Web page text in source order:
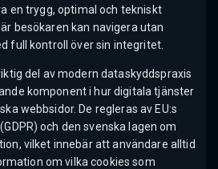
en trygg, optimal och tekniskt
besökaren kan navigera utan
full kontroll över sin integritet.
del av modern dataskyddspraxis
komponent i hur digitala tjänster
webbsidor. De regleras av EU:s
och den svenska lagen om
vilket innebär att användare alltid
om vilka cookies som